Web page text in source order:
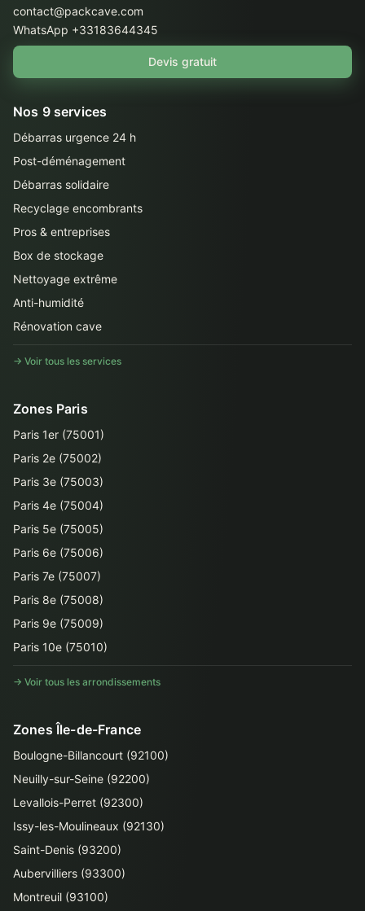
contact@packcave.com
WhatsApp +33183644345
Devis gratuit
Nos 9 services
Débarras urgence 24 h
Post-déménagement
Débarras solidaire
Recyclage encombrants
Pros & entreprises
Box de stockage
Nettoyage extrême
Anti-humidité
Rénovation cave
→ Voir tous les services
Zones Paris
Paris 1er (75001)
Paris 2e (75002)
Paris 3e (75003)
Paris 4e (75004)
Paris 5e (75005)
Paris 6e (75006)
Paris 7e (75007)
Paris 8e (75008)
Paris 9e (75009)
Paris 10e (75010)
→ Voir tous les arrondissements
Zones Île-de-France
Boulogne-Billancourt (92100)
Neuilly-sur-Seine (92200)
Levallois-Perret (92300)
Issy-les-Moulineaux (92130)
Saint-Denis (93200)
Aubervilliers (93300)
Montreuil (93100)